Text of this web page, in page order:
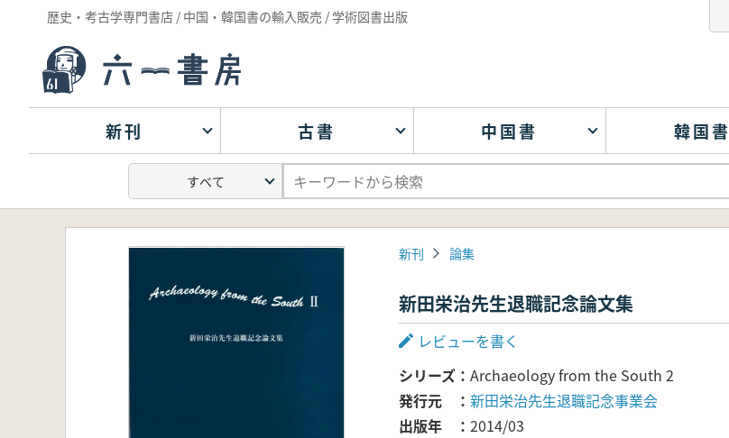
歴史・考古学専門書店 / 中国・韓国書の輸入販売 / 学術図書出版
新刊 古書 中国書 韓国書
新刊 論集
新田栄治先生退職記念論文集
レビューを書く
シリーズ
Archaeology from the South 2
発行元
新田栄治先生退職記念事業会
出版年
2014/03